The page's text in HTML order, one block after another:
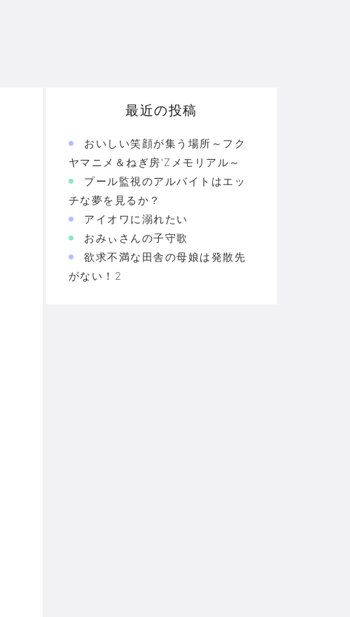
最近の投稿
おいしい笑顔が集う場所～フク
ヤマニメ＆ねぎ房'Zメモリアル～
プール監視のアルバイトはエッ
チな夢を見るか？
アイオワに溺れたい
おみぃさんの子守歌
欲求不満な田舎の母娘は発散先
がない！2